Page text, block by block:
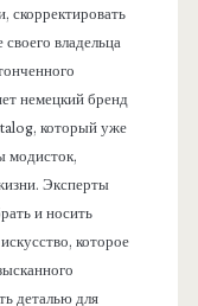
скорректировать
владельца
немецкий бренд
который уже
модисток,
Эксперты
и носить
которое
деталью для